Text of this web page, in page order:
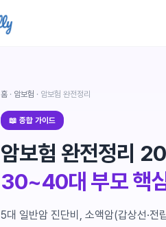
홈 · 암보험 · 암보험 완전정리
📖 종합 가이드
암보험 완전정리
30~40대 부모 핵
5대 일반암 진단비, 소액암(갑상선·전